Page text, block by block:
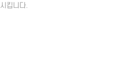
시킵니다.